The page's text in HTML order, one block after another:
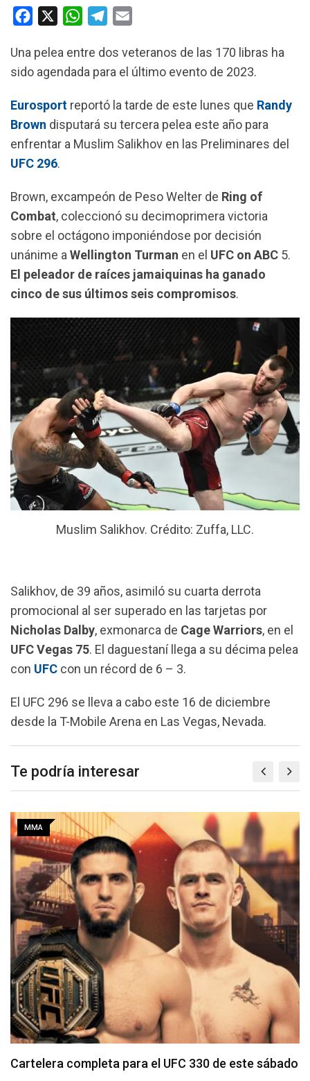
c
e
o
o
k
W
a
t
A
p
p
l
e
r
a
m
a
i
Una pelea entre dos veteranos de las 170 libras ha
sido agendada para el último evento de 2023.
Eurosport reportó la tarde de este lunes que Randy
Brown disputará su tercera pelea este año para
enfrentar a Muslim Salikhov en las Preliminares del
UFC 296.
Brown, excampeón de Peso Welter de Ring of
Combat, coleccionó su decimoprimera victoria
sobre el octágono imponiéndose por decisión
unánime a Wellington Turman en el UFC on ABC 5.
El peleador de raíces jamaiquinas ha ganado
cinco de sus últimos seis compromisos.
Muslim Salikhov. Crédito: Zuffa, LLC.
Salikhov, de 39 años, asimiló su cuarta derrota
promocional al ser superado en las tarjetas por
Nicholas Dalby, exmonarca de CageWarriors, en el
UFC Vegas 75. El daguestaní llega a su décima pelea
con UFC con un récord de 6 – 3.
El UFC 296 se lleva a cabo este 16 de diciembre
desde la T-Mobile Arena en Las Vegas, Nevada.
Te podría interesar
MMA
Tommy McMillen enfrenta a prospecto invicto en